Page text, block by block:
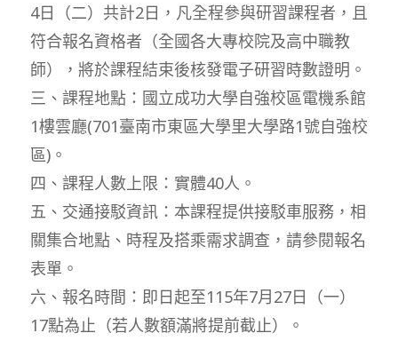
4日（二）共計2日，凡全程參與研習課程者，且
符合報名資格者（全國各大專校院及高中職教
師），將於課程結束後核發電子研習時數證明。
三、課程地點：國立成功大學自強校區電機系館
1樓雲廳(701臺南市東區大學里大學路1號自強校
區)。
四、課程人數上限：實體40人。
五、交通接駁資訊：本課程提供接駁車服務，相
關集合地點、時程及搭乘需求調查，請參閱報名
表單。
六、報名時間：即日起至115年7月27日（一）
17點為止（若人數額滿將提前截止）。